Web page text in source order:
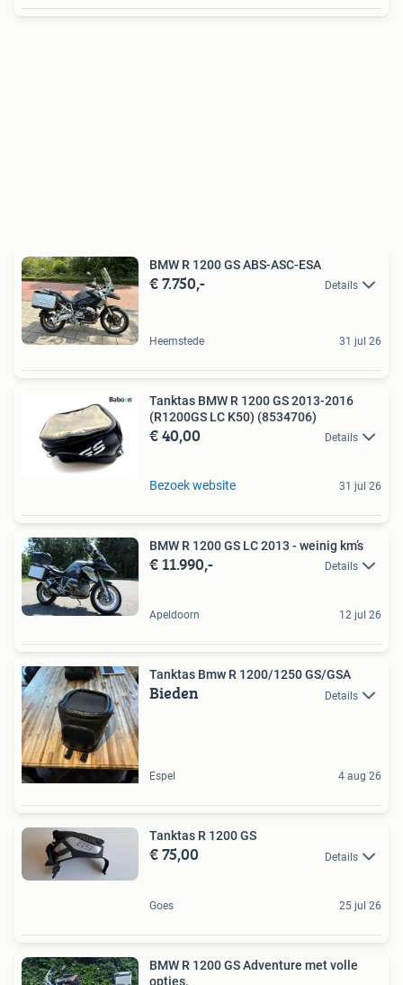
BMW R 1200 GS ABS-ASC-ESA
€ 7.750,- Details
Heemstede 31 jul 26
Tanktas BMW R 1200 GS 2013-2016
(R1200GS LC K50) (8534706)
€ 40,00 Details
Bezoek website 31 jul 26
BMW R 1200 GS LC 2013 - weinig km’s
€ 11.990,- Details
Apeldoorn 12 jul 26
Tanktas Bmw R 1200/1250 GS/GSA
Bieden Details
Espel 4 aug 26
Tanktas R 1200 GS
€ 75,00 Details
Goes 25 jul 26
BMW R 1200 GS Adventure met volle
opties.